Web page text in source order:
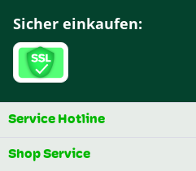
Sicher einkaufen:
Service Hotline
Shop Service